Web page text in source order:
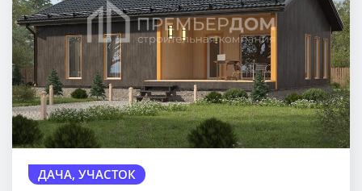
ДАЧА, УЧАСТОК